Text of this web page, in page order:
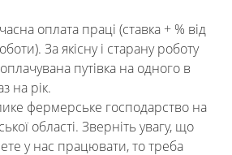
оплата праці (ставка + % від
За якісну і старану роботу
путівка на одного в
на рік.
фермерське господарство на
області. Зверніть увагу, що
у нас працювати, то треба